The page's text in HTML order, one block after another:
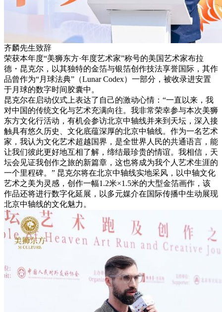
齐麟先生致辞
荣获本年度“美狮东方·年度艺术家”称号的美国艺术家布拉
德・昆克尔，以其独特的金箔与银箔创作技法享誉国际，其作
品曾作为“月球法典”（Lunar Codex）一部分，被收录进安置
于月球的数字时间胶囊中。
昆克尔在启动仪式上表达了自己的激动心情：“一直以来，我
对中国的传统文化与艺术充满向往。我非常荣幸参与本次美狮
东方文化行活动，有机会参访北京中轴线并来到天坛，深入接
触具有悠久历史、文化底蕴深厚的北京中轴线。作为一名艺术
家，我认为文化艺术超越国界，是全世界人民的共通语言，能
让我们彼此更好地互相了解，缔结最珍贵的情谊。我相信，天
坛会见证我创作之旅的新篇章，这也将成为我个人艺术生涯的
一个里程碑。” 昆克尔将在北京中轴线实地采风，以中轴文化
艺术之美为灵感，创作一幅1.2米×1.5米的大型金箔画作，该
作品还将进行数字化延展，以多元媒介在国际传播中生动展现
北京中轴线的文化魅力。